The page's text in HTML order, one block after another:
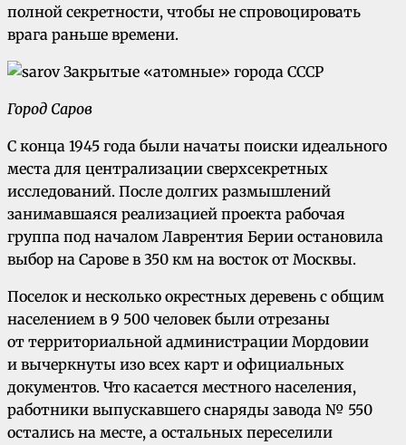
полной секретности, чтобы не спровоцировать
врага раньше времени.
Город Саров
С конца 1945 года были начаты поиски идеального
места для централизации сверхсекретных
исследований. После долгих размышлений
занимавшаяся реализацией проекта рабочая
группа под началом Лаврентия Берии остановила
выбор на Сарове в 350 км на восток от Москвы.
Поселок и несколько окрестных деревень с общим
населением в 9 500 человек были отрезаны
от территориальной администрации Мордовии
и вычеркнуты изо всех карт и официальных
документов. Что касается местного населения,
работники выпускавшего снаряды завода № 550
остались на месте, а остальных переселили